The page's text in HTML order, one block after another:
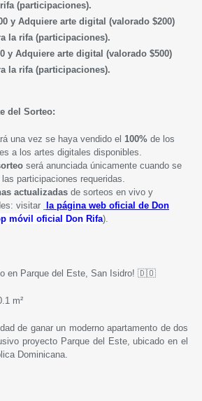
(participaciones).
y Adquiere arte digital (valorado $200)
la rifa (participaciones).
y Adquiere arte digital (valorado $500)
la rifa (participaciones).
del Sorteo:
una vez se haya vendido el 100% de los
a los artes digitales disponibles.
será anunciada únicamente cuando se
participaciones requeridas.
actualizadas de sorteos en vivo y
visitar la página web oficial de Don
móvil oficial Don Rifa).
en Parque del Este, San Isidro! 🇩🇴
m²
de ganar un moderno apartamento de dos
proyecto Parque del Este, ubicado en el
Dominicana.